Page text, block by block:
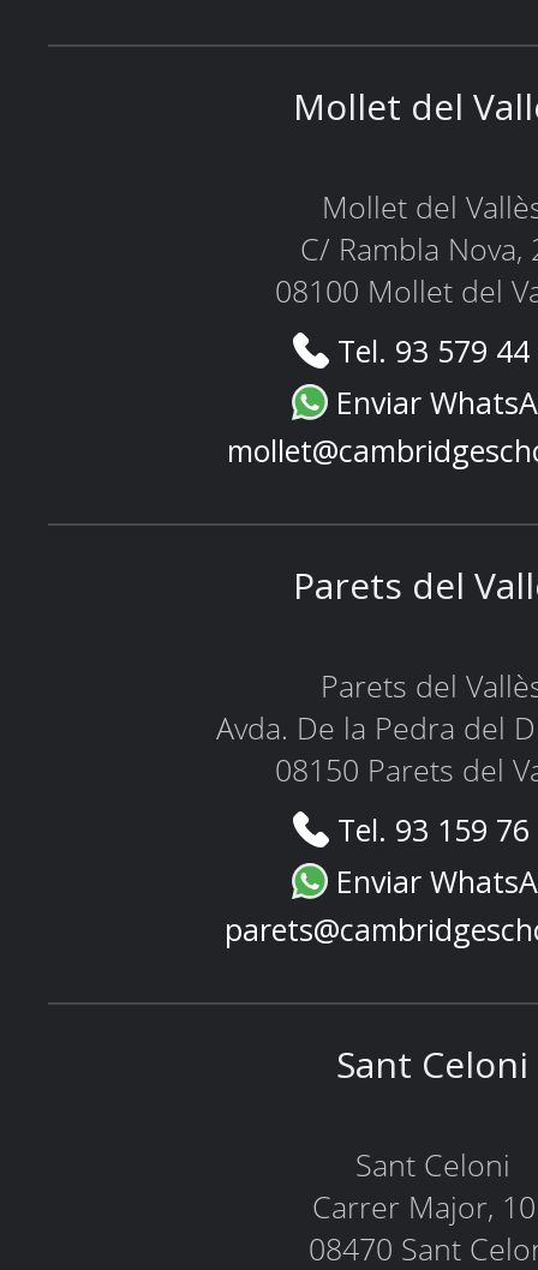
Mollet del
Mollet del
C/ Rambla Nova,
08100 Mollet del
Tel. 93 579
Enviar
Parets del
Parets del
Avda. De la Pedra del
08150 Parets del
Tel. 93 159
Enviar
Sant Celoni
Sant Celoni
Carrer Major,
08470 Sant